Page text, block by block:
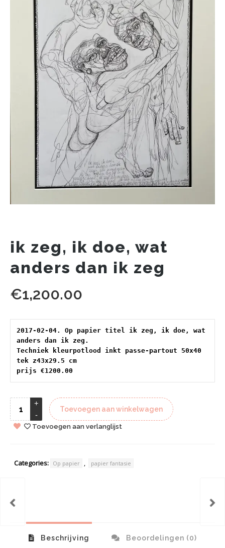
ik zeg, ik doe, wat
anders dan ik zeg
€1,200.00
2017-02-04. Op papier titel ik zeg, ik doe, wat
anders dan ik zeg.
Techniek kleurpotlood inkt passe-partout 50x40
tek z43x29.5 cm
prijs €1200.00
Toevoegen aan winkelwagen
Toevoegen aan verlanglijst
Categories: Op papier , papier fantasie
Beschrijving Beoordelingen (0)